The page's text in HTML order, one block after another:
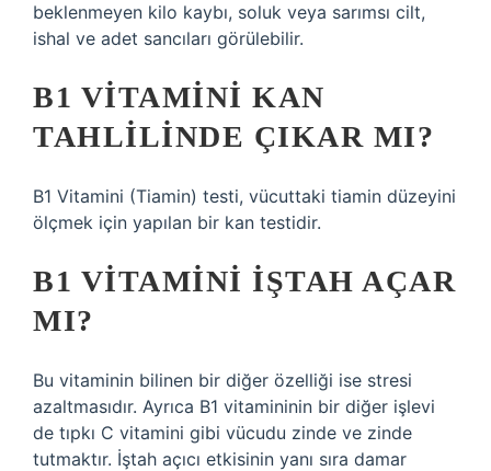
beklenmeyen kilo kaybı, soluk veya sarımsı cilt,
ishal ve adet sancıları görülebilir.
B1 VITAMINI KAN
TAHLILINDE ÇIKAR MI?
B1 Vitamini (Tiamin) testi, vücuttaki tiamin düzeyini
ölçmek için yapılan bir kan testidir.
B1 VITAMINI IŞTAH AÇAR
MI?
Bu vitaminin bilinen bir diğer özelliği ise stresi
azaltmasıdır. Ayrıca B1 vitamininin bir diğer işlevi
de tıpkı C vitamini gibi vücudu zinde ve zinde
tutmaktır. İştah açıcı etkisinin yanı sıra damar